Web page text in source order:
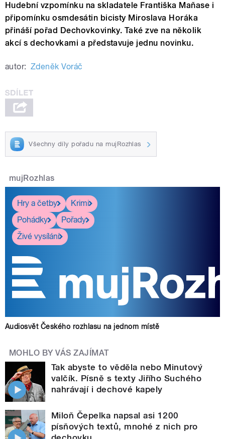
Hudební vzpomínku na skladatele Františka Maňase i
připomínku osmdesátin bicisty Miroslava Horáka
přináší pořad Dechovkovinky. Také zve na několik
akcí s dechovkami a představuje jednu novinku.
autor: Zdeněk Voráč
Všechny díly pořadu na mujRozhlas
mujRozhlas
Hry a četby
Krimi
Pohádky
Pořady
Živé vysílání
Audiosvět Českého rozhlasu na jednom místě
MOHLO BY VÁS ZAJÍMAT
Tak abyste to věděla nebo Minutový
valčík. Písně s texty Jiřího Suchého
nahrávají i dechové kapely
Miloň Čepelka napsal asi 1200
písňových textů, mnohé z nich pro